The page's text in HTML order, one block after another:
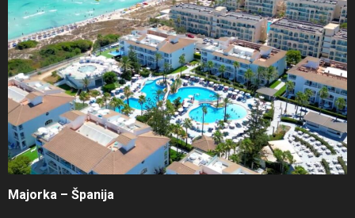
Majorka – Španija